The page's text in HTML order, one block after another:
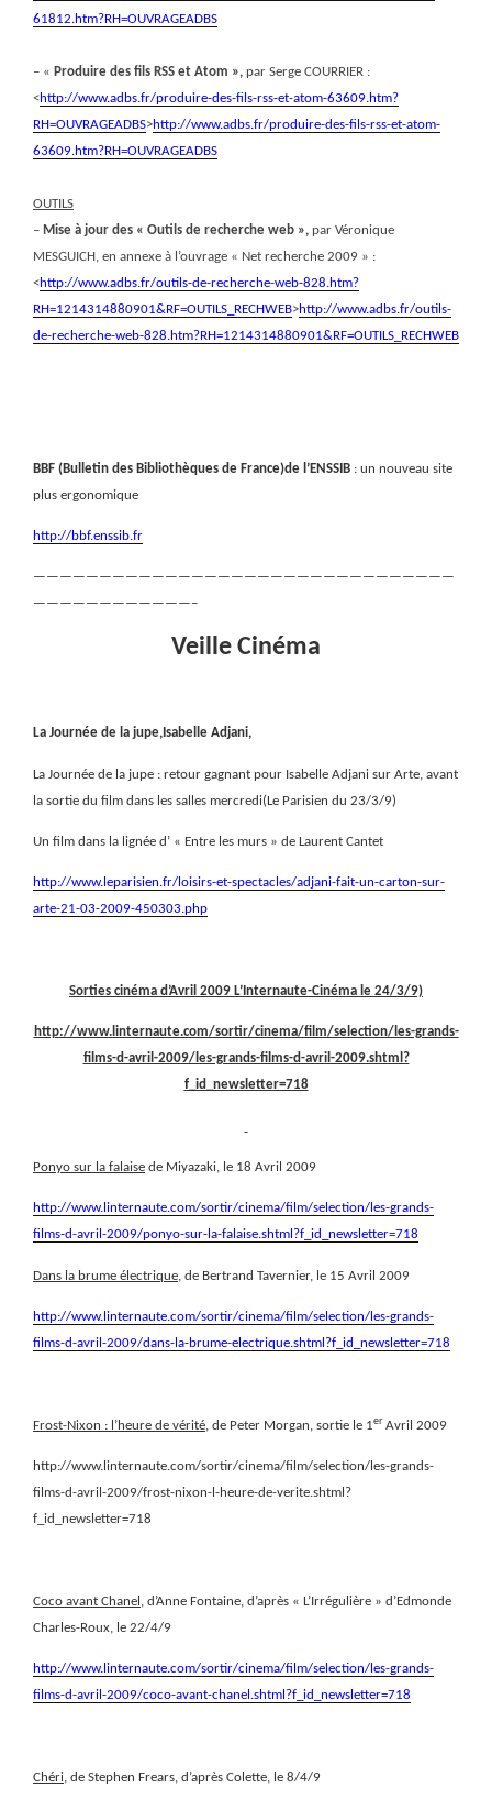
61812.htm?RH=OUVRAGEADBS
– « Produire des fils RSS et Atom », par Serge COURRIER :
<http://www.adbs.fr/produire-des-fils-rss-et-atom-63609.htm?
RH=OUVRAGEADBS>http://www.adbs.fr/produire-des-fils-rss-et-atom-
63609.htm?RH=OUVRAGEADBS
OUTILS
– Mise à jour des « Outils de recherche web », par Véronique
MESGUICH, en annexe à l’ouvrage « Net recherche 2009 » :
<http://www.adbs.fr/outils-de-recherche-web-828.htm?
RH=1214314880901&RF=OUTILS_RECHWEB>http://www.adbs.fr/outils-
de-recherche-web-828.htm?RH=1214314880901&RF=OUTILS_RECHWEB
BBF (Bulletin des Bibliothèques de France)de l’ENSSIB : un nouveau site
plus ergonomique
http://bbf.enssib.fr
————————————————————————————————
————————————–
Veille Cinéma
La Journée de la jupe,Isabelle Adjani,
La Journée de la jupe : retour gagnant pour Isabelle Adjani sur Arte, avant
la sortie du film dans les salles mercredi(Le Parisien du 23/3/9)
Un film dans la lignée d’ « Entre les murs » de Laurent Cantet
http://www.leparisien.fr/loisirs-et-spectacles/adjani-fait-un-carton-sur-
arte-21-03-2009-450303.php
Sorties cinéma d’Avril 2009 L’Internaute-Cinéma le 24/3/9)
http://www.linternaute.com/sortir/cinema/film/selection/les-grands-
films-d-avril-2009/les-grands-films-d-avril-2009.shtml?
f_id_newsletter=718
Ponyo sur la falaise de Miyazaki, le 18 Avril 2009
http://www.linternaute.com/sortir/cinema/film/selection/les-grands-
films-d-avril-2009/ponyo-sur-la-falaise.shtml?f_id_newsletter=718
Dans la brume électrique, de Bertrand Tavernier, le 15 Avril 2009
http://www.linternaute.com/sortir/cinema/film/selection/les-grands-
films-d-avril-2009/dans-la-brume-electrique.shtml?f_id_newsletter=718
Frost-Nixon : l’heure de vérité, de Peter Morgan, sortie le 1er Avril 2009
http://www.linternaute.com/sortir/cinema/film/selection/les-grands-
films-d-avril-2009/frost-nixon-l-heure-de-verite.shtml?
f_id_newsletter=718
Coco avant Chanel , d’Anne Fontaine, d’après « L’Irrégulière » d’Edmonde
Charles-Roux, le 22/4/9
http://www.linternaute.com/sortir/cinema/film/selection/les-grands-
films-d-avril-2009/coco-avant-chanel.shtml?f_id_newsletter=718
Chéri, de Stephen Frears, d’après Colette, le 8/4/9